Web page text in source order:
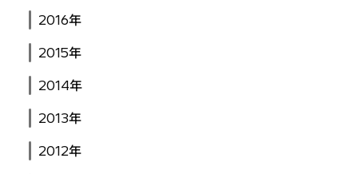
2016年
2015年
2014年
2013年
2012年